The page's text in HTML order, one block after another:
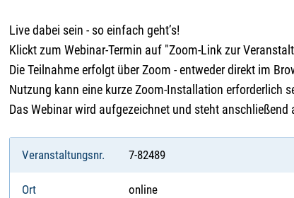
Live dabei sein - so einfach geht’s!
Klickt zum Webinar-Termin auf "Zoom-Link zur
Die Teilnahme erfolgt über Zoom - entweder direkt im
Nutzung kann eine kurze Zoom-Installation erforderlich
Das Webinar wird aufgezeichnet und steht
Veranstaltungsnr. 7-82489
Ort online